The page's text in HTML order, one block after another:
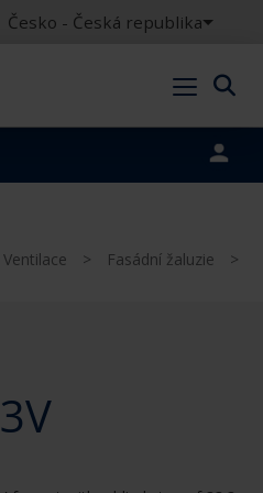
Česko - Česká republika
Ventilace > Fasádní žaluzie
>